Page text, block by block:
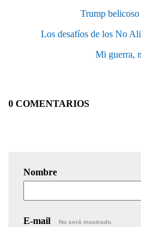
Trump
Los desafíos de los No
Mi guerra,
0 COMENTARIOS
Nombre
E-mail No será mostrado.